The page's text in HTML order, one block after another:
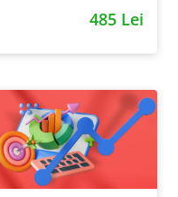
485 Lei